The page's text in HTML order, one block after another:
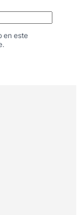
en este